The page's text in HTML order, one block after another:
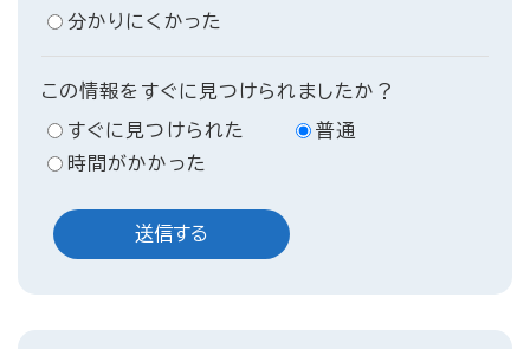
分かりにくかった
この情報をすぐに見つけられましたか？
すぐに見つけられた
普通
時間がかかった